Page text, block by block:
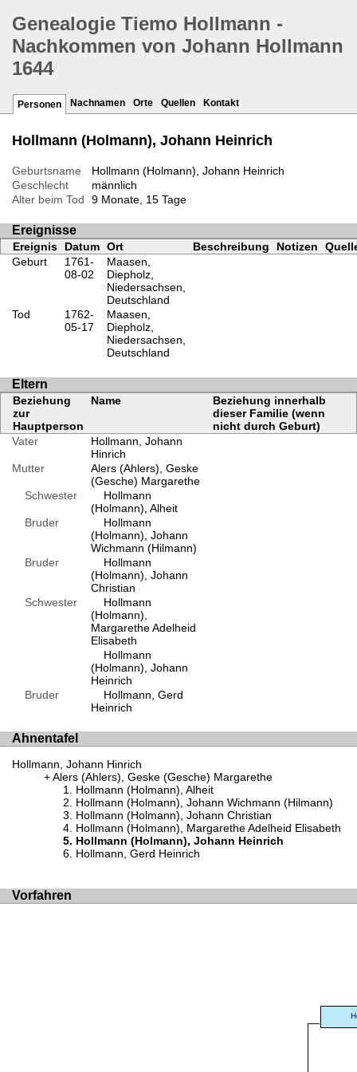
Genealogie Tiemo Hollmann -
Nachkommen von Johann Hollmann
1644
Personen Nachnamen Orte Quellen Kontakt
Hollmann (Holmann), Johann Heinrich
Geburtsname
Hollmann (Holmann), Johann Heinrich
Geschlecht
männlich
Alter beim Tod
9 Monate, 15 Tage
Ereignisse
Ereignis Datum Ort Beschreibung Notizen
Geburt
1761-
08-02
Maasen,
Diepholz,
Niedersachsen,
Deutschland
Tod
1762-
05-17
Maasen,
Diepholz,
Niedersachsen,
Deutschland
Eltern
Beziehung
zur
Hauptperson
Name
Beziehung innerhalb
dieser Familie (wenn
nicht durch Geburt)
Vater
Hollmann, Johann
Hinrich
Mutter
Alers (Ahlers), Geske
(Gesche) Margarethe
Schwester
Hollmann
(Holmann), Alheit
Bruder
Hollmann
(Holmann), Johann
Wichmann (Hilmann)
Bruder
Hollmann
(Holmann), Johann
Christian
Schwester
Hollmann
(Holmann),
Margarethe Adelheid
Elisabeth
Hollmann
(Holmann), Johann
Heinrich
Bruder
Hollmann, Gerd
Heinrich
Ahnentafel
Hollmann, Johann Hinrich
Alers (Ahlers), Geske (Gesche) Margarethe
Hollmann (Holmann), Alheit
Hollmann (Holmann), Johann Wichmann (Hilmann)
Hollmann (Holmann), Johann Christian
Hollmann (Holmann), Margarethe Adelheid Elisabeth
Hollmann (Holmann), Johann Heinrich
Hollmann, Gerd Heinrich
Vorfahren